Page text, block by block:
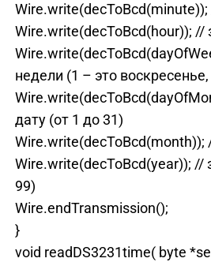
Wire.write(decToBcd(hour));
недели (1 – это
дату (от 1 до 31)
Wire.write(decToBcd(year)); //
99)
Wire.endTransmission();
}
void readDS3231time( byte